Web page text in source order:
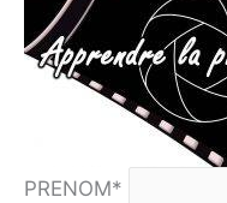
PRENOM*